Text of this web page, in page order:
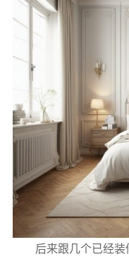
后来跟几个已经